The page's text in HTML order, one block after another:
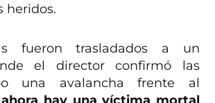
heridos.
fueron trasladados a un
el director confirmó las
una avalancha frente al